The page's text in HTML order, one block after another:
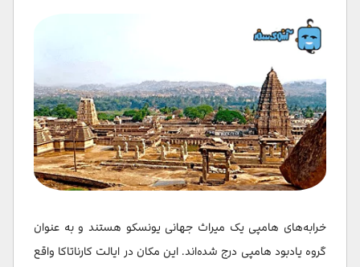
خرابه‌های هامپی یک میراث جهانی یونسکو هستند و به عنوان
گروه یادبود هامپی درج شده‌اند. این مکان در ایالت کارناتاکا واقع